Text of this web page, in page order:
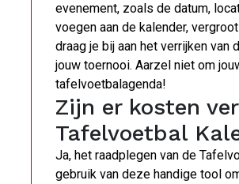
evenement, zoals de datum,
voegen aan de kalender,
draag je bij aan het verrijken
jouw toernooi. Aarzel niet om
tafelvoetbalagenda!
Zijn er kosten
Tafelvoetbal
Ja, het raadplegen van de
gebruik van deze handige tool